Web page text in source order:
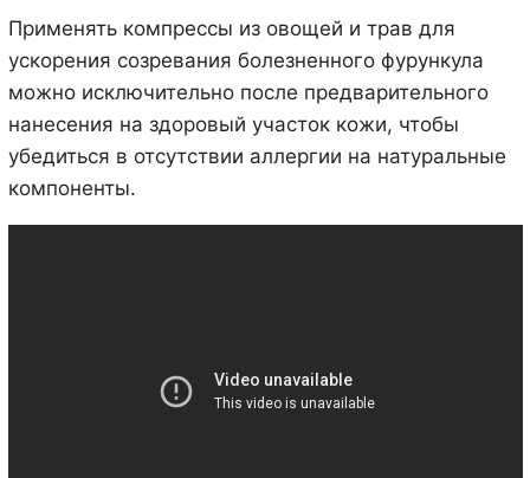
Применять компрессы из овощей и трав для
ускорения созревания болезненного фурункула
можно исключительно после предварительного
нанесения на здоровый участок кожи, чтобы
убедиться в отсутствии аллергии на натуральные
компоненты.